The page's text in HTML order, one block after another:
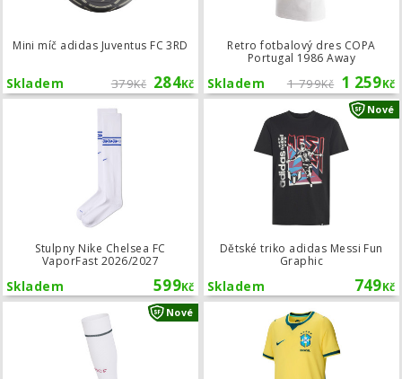
Mini míč adidas Juventus FC 3RD
379Kč 284Kč
Skladem
Retro fotbalový dres COPA
Portugal 1986 Away
1 799Kč 1 259Kč
Skladem
Stulpny Nike Chelsea FC
VaporFast 2026/2027
599Kč
Skladem
Stulpny Nike Chelsea FC VaporFast
Dětské triko adidas Messi Fun
Graphic
749Kč
Skladem
Nové
Nové Stulpny adidas Real Madrid domácí